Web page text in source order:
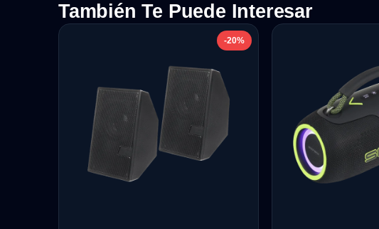
También Te Puede Interesar
-20%